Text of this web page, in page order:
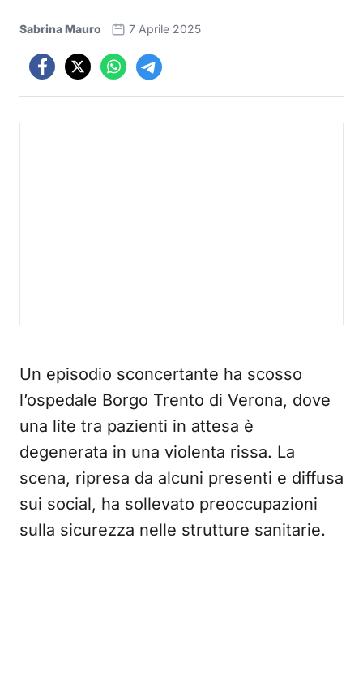
Sabrina Mauro 7 Aprile 2025
Un episodio sconcertante ha scosso
l’ospedale Borgo Trento di Verona, dove
una lite tra pazienti in attesa è
degenerata in una violenta rissa. La
scena, ripresa da alcuni presenti e diffusa
sui social, ha sollevato preoccupazioni
sulla sicurezza nelle strutture sanitarie.